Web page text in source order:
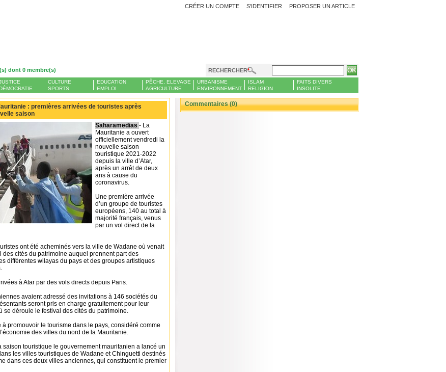
PROPOSER UN ARTICLE
CRÉER UN COMPTE S'IDENTIFIER
dont 0 membre(s) RECHERCHER
CULTURE
SPORTS
EDUCATION
EMPLOI
PÊCHE, ELEVAGE
AGRICULTURE
URBANISME
ENVIRONNEMENT
ISLAM
RELIGION
FAITS DIVERS
INSOLITE
: premières arrivées de touristes après
saison
Saharamedias - La
Mauritanie a ouvert
officiellement vendredi la
nouvelle saison
touristique 2021-2022
depuis la ville d’Atar,
après un arrêt de deux
ans à cause du
coronavirus.
Une première arrivée
d’un groupe de touristes
européens, 140 au total à
majorité français, venus
par un vol direct de la
ont été acheminés vers la ville de Wadane où venait
des cités du patrimoine auquel prennent part des
différentes wilayas du pays et des groupes artistiques
à Atar par des vols directs depuis Paris.
avaient adressé des invitations à 146 sociétés du
seront pris en charge gratuitement pour leur
se déroule le festival des cités du patrimoine.
promouvoir le tourisme dans le pays, considéré comme
des villes du nord de la Mauritanie.
saison touristique le gouvernement mauritanien a lancé un
les villes touristiques de Wadane et Chinguetti destinés
dans ces deux villes anciennes, qui constituent le premier
Commentaires (0)